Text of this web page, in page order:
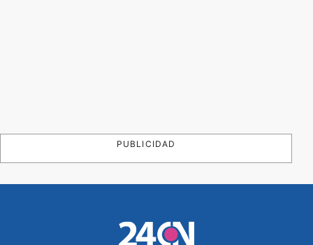
PUBLICIDAD